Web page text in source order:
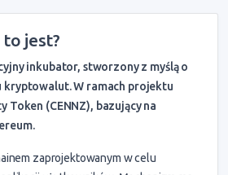
jest?
inkubator, stworzony z myślą o
kryptowalut. W ramach projektu
(CENNZ), bazujący na
zaprojektowanym w celu